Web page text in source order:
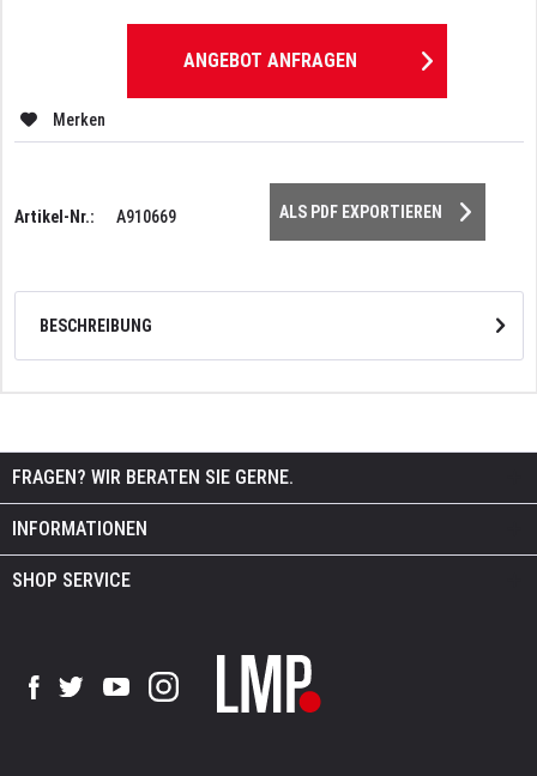
ANGEBOT ANFRAGEN
Merken
Artikel-Nr.: A910669 ALS PDF EXPORTIEREN
BESCHREIBUNG
FRAGEN? WIR BERATEN SIE GERNE.
INFORMATIONEN
SHOP SERVICE